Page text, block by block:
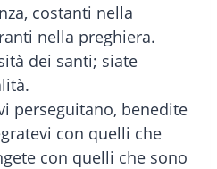
costanti nella
nella preghiera.
dei santi; siate
perseguitano, benedite
con quelli che
con quelli che sono